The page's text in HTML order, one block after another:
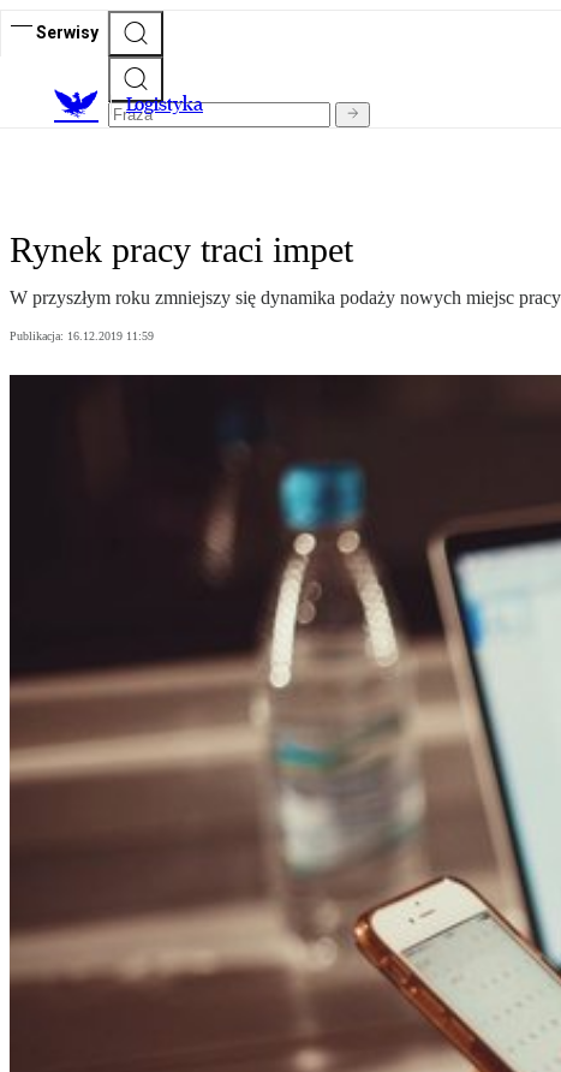
Serwisy
Logistyka
Rynek pracy traci impet
W przyszłym roku zmniejszy się dynamika podaży nowych miejsc
Publikacja: 16.12.2019 11:59